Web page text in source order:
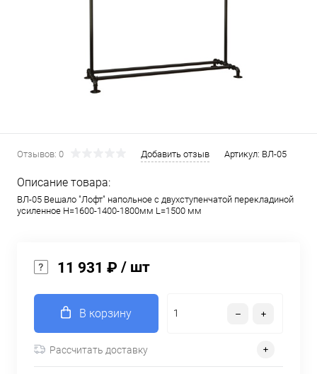
Отзывов: 0 Добавить отзыв Артикул: ВЛ-05
Описание товара:
ВЛ-05 Вешало "Лофт" напольное с двухступенчатой перекладиной
усиленное H=1600-1400-1800мм L=1500 мм
11 931 ₽ / шт
В корзину
Рассчитать доставку